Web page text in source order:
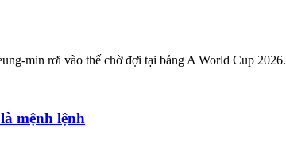
min rơi vào thế chờ đợi tại bảng A World Cup 2026.
mệnh lệnh